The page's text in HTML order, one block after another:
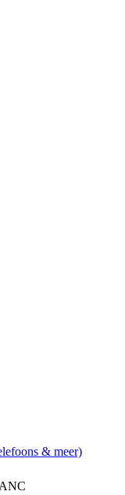
& meer)